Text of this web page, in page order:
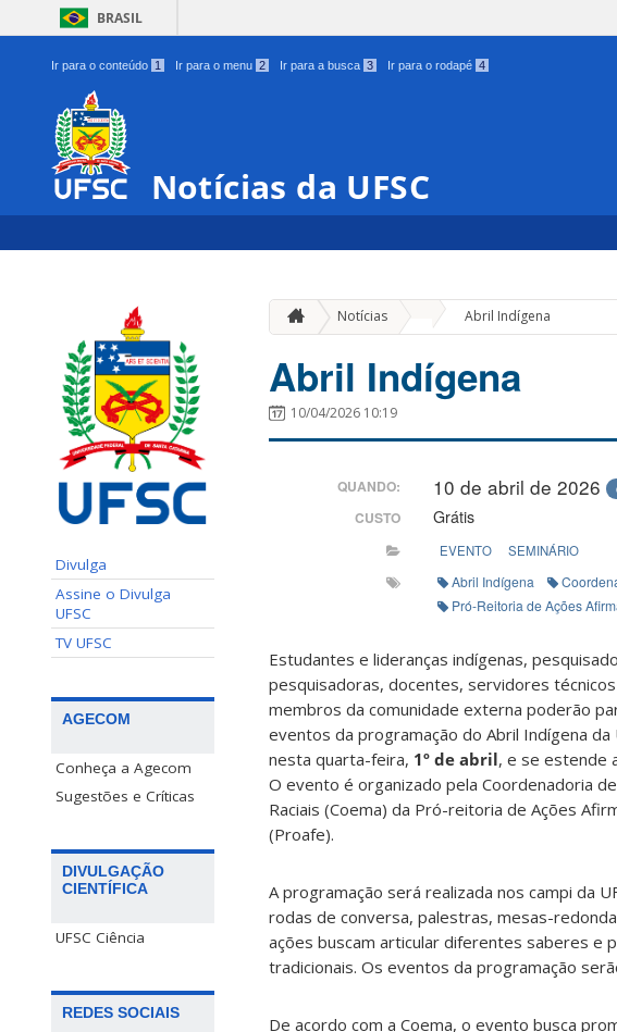
BRASIL
Ir para o conteúdo 1 Ir para o menu 2 Ir para a busca 3 Ir para o rodapé 4
Notícias da UFSC
Divulga
Assine o Divulga
UFSC
TV UFSC
AGECOM
Conheça a Agecom
Sugestões e Críticas
DIVULGAÇÃO
CIENTÍFICA
UFSC Ciência
REDES SOCIAIS
Notícias Abril Indígena
Abril Indígena
10/04/2026 10:19
QUANDO: 10 de abril de 2026
CUSTO Grátis
EVENTO SEMINÁRIO
Abril Indígena
Pró-Reitoria de Ações
Estudantes e lideranças indígenas,
pesquisadoras, docentes, servidores
membros da comunidade externa poderão
eventos da programação do Abril Indígena da
nesta quarta-feira, 1º de abril, e se estende
O evento é organizado pela Coordenadoria
Raciais (Coema) da Pró-reitoria de Ações
(Proafe).
A programação será realizada nos campi da
rodas de conversa, palestras, mesas-
ações buscam articular diferentes saberes e
tradicionais. Os eventos da programação
De acordo com a Coema, o evento busca